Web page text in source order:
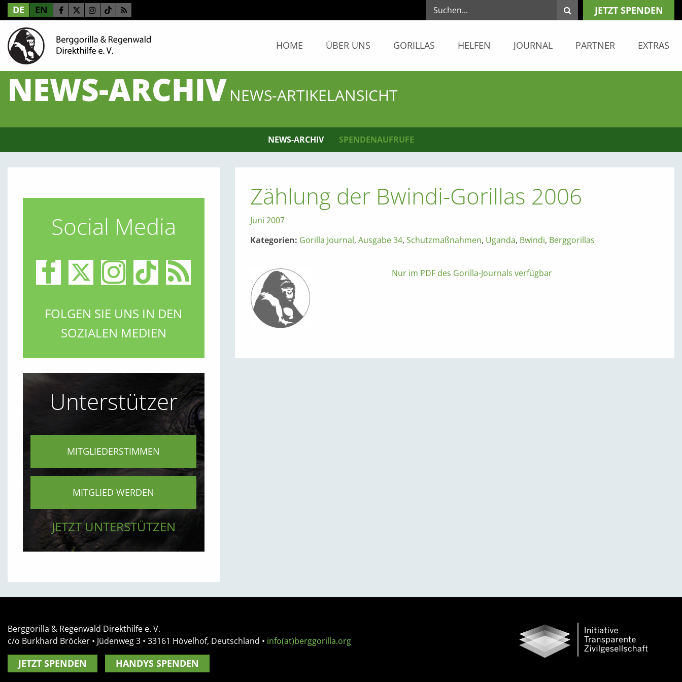
DE EN JETZT SPENDEN
HOME ÜBER UNS GORILLAS HELFEN JOURNAL PARTNER EXTRAS
NEWS-ARCHIVNEWS-ARTIKELANSICHT
NEWS-ARCHIV SPENDENAUFRUFE
Zählung der Bwindi-Gorillas 2006
Juni 2007
Kategorien: Gorilla Journal, Ausgabe 34, Schutzmaßnahmen, Uganda, Bwindi, Berggorillas
Nur im PDF des Gorilla-Journals verfügbar
Social Media
FOLGEN SIE UNS IN DEN
SOZIALEN MEDIEN
Unterstützer
MITGLIEDERSTIMMEN
MITGLIED WERDEN
JETZT UNTERSTÜTZEN
Berggorilla & Regenwald Direkthilfe e. V.
c/o Burkhard Bröcker • Jüdenweg 3 • 33161 Hövelhof, Deutschland • info(at)berggorilla.org
JETZT SPENDEN HANDYS SPENDEN